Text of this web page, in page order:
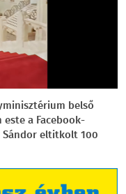
belső
a Facebook-
Sándor eltitkolt 100